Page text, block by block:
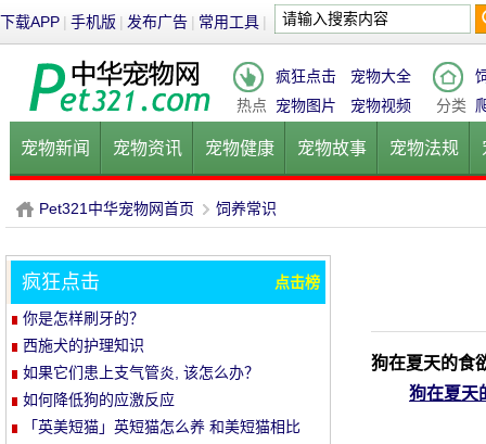
下载APP | 手机版 | 发布广告 | 常用工具 |
热点
疯狂点击
宠物大全
宠物图片
宠物视频 分类
宠物新闻 宠物资讯 宠物健康 宠物故事 宠物法规
健康饮食 宠物美容 宠物医院
P
Pet321中华宠物网首页
›
饲养常识
狗在夏天的食
狗在夏天
疯狂点击 点击榜
你是怎样刷牙的？
西施犬的护理知识
如果它们患上支气管炎, 该怎么办？
如何降低狗的应激反应
「英美短猫」英短猫怎么养 和美短猫相比